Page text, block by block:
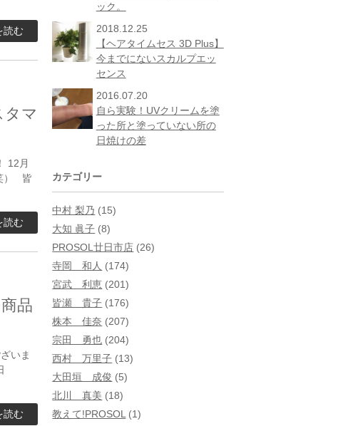
読む
タマ
12月
） 皆
読む
品
いま
読む
ック。
2018.12.25
【ヘアタイムセス 3D Plus】
今までにないスカルプエッ
センス
2016.07.20
自ら実験！UVクリームを塗
った所と塗っていない所の
日焼けの差
カテゴリー
中村 梨乃 (15)
大知 眞子 (8)
PROSOL廿日市店 (26)
寺岡 和人 (174)
宮武 利恵 (201)
皆瀬 貴子 (176)
株本 佳奈 (207)
宗田 勇也 (204)
西村 万里子 (13)
大田垣 成俊 (5)
北川 真美 (18)
教えて!PROSOL (1)